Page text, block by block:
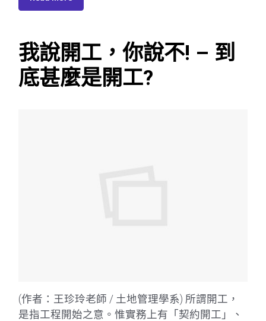
我說開工，你說不! – 到
底甚麼是開工?
(作者：王珍玲老師 / 土地管理學系) 所謂開工，
是指工程開始之意。惟實務上有「契約開工」、